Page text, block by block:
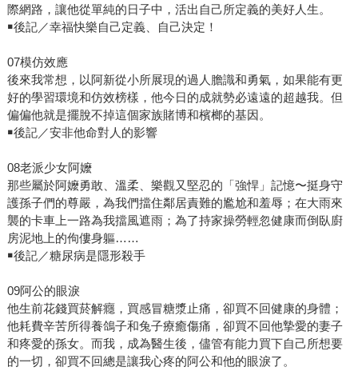
際網路，讓他從單純的日子中，活出自己所定義的美好人生。
￭後記／幸福快樂自己定義、自己決定！
07模仿效應
後來我常想，以阿新從小所展現的過人膽識和勇氣，如果能有更
好的學習環境和仿效榜樣，他今日的成就勢必遠遠的超越我。但
偏偏他就是擺脫不掉這個家族賭博和檳榔的基因。
￭後記／安非他命對人的影響
08老派少女阿嬤
那些屬於阿嬤勇敢、溫柔、樂觀又堅忍的「強悍」記憶〜挺身守
護孫子們的尊嚴，為我們擋住鄰居責難的尷尬和羞辱；在大雨來
襲的卡車上一路為我擋風遮雨；為了持家操勞輕忽健康而倒臥廚
房泥地上的佝僂身軀……
￭後記／糖尿病是隱形殺手
09阿公的眼淚
他生前花錢買菸解癮，買感冒糖漿止痛，卻買不回健康的身體；
他耗費辛苦所得養鴿子和兔子療癒傷痛，卻買不回他摯愛的妻子
和疼愛的孫女。而我，成為醫生後，儘管有能力買下自己所想要
的一切，卻買不回總是讓我心疼的阿公和他的眼淚了。